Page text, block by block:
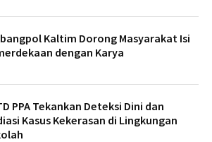
Kaltim Dorong Masyarakat Isi
dengan Karya
PPA Tekankan Deteksi Dini dan
Kasus Kekerasan di Lingkungan